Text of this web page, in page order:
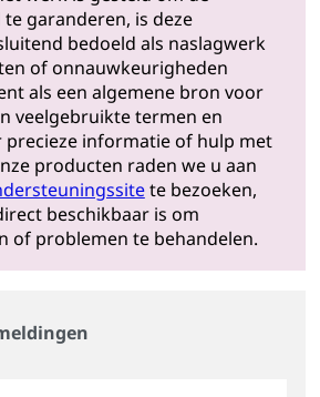
garanderen, is deze
bedoeld als naslagwerk
of onnauwkeurigheden
als een algemene bron voor
veelgebruikte termen en
precieze informatie of hulp met
producten raden we u aan
te bezoeken,
beschikbaar is om
of problemen te behandelen.